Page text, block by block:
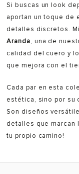
Si buscas un look
aportan un toque de
detalles discretos.
Aranda, una de
calidad del cuero y
que mejora con el
Cada par en esta
estética, sino por su
Son diseños
detalles que marcan
tu propio camino!